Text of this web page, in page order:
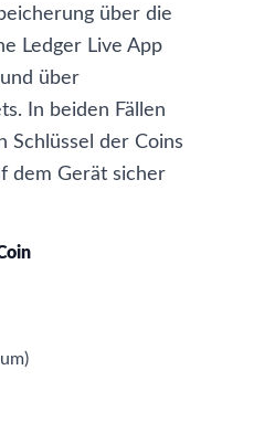
über die
Ledger Live App
über
In beiden Fällen
Schlüssel der Coins
dem Gerät sicher